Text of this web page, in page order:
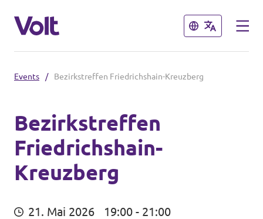
Schließen
Weitere Volt-Websites in
Volt Deutschland
Volt in deinem Bundesland
Schließen
Programm
Über Volt
Menschen
Events / Bezirkstreffen Friedrichshain-Kreuzberg
Bezirkstreffen
Friedrichshain-
Kreuzberg
21. Mai 2026 19:00 - 21:00